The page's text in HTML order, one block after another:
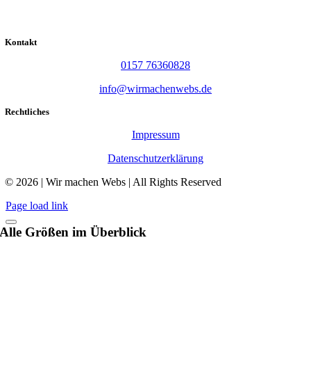
Kontakt
0157 76360828
info@wirmachenwebs.de
Rechtliches
Impressum
Datenschutzerklärung
© 2026 | Wir machen Webs | All Rights Reserved
Page load link
Alle Größen im Überblick